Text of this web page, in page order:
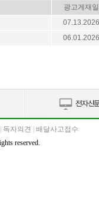
광고게재일
07.13.2026
06.01.2026
독자의견
배달사고접수
reserved.